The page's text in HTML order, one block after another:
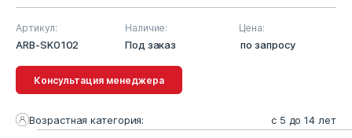
Артикул:
ARB-SK0102
Наличие:
Под заказ
Цена:
по запросу
Консультация менеджера
Возрастная категория: с 5 до 14 лет